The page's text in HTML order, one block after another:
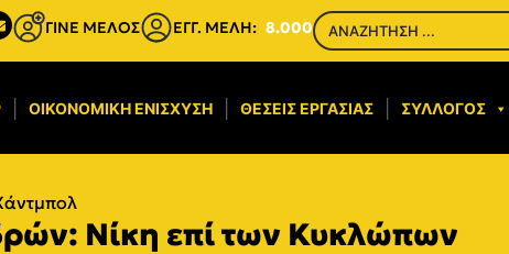
ΓΙΝΕ ΜΕΛΟΣ ΕΓΓ. ΜΕΛΗ: 8.000
ΟΙΚΟΝΟΜΙΚΉ ΕΝΊΣΧΥΣΗ​ ΘΈΣΕΙΣ ΕΡΓΑΣΊΑΣ ΣΎΛΛΟΓΟΣ
Νίκη επί των Κυκλώπων